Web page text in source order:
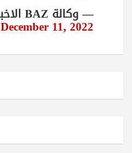
— وكالة BAZ الاخبارية (@baznewz)
December 11, 2022